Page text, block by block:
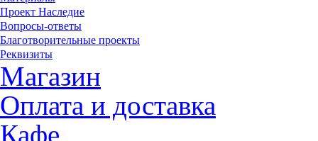
Проект Наследие
Вопросы-ответы
Благотворительные проекты
Реквизиты
Магазин
Оплата и доставка
Кафе